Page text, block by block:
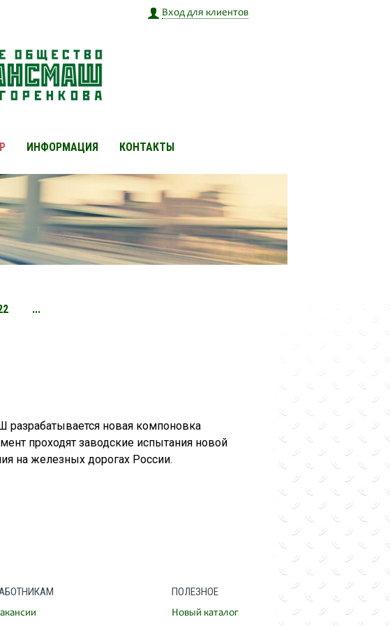
Вход для клиентов
ИНФОРМАЦИЯ КОНТАКТЫ
...
новая компоновка
проходят заводские испытания новой
на железных дорогах России.
ПОЛЕЗНОЕ
Новый каталог